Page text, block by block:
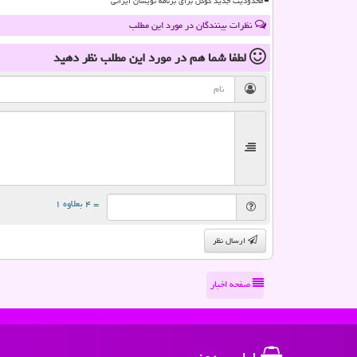
نظرات بینندگان در مورد این مطلب
لطفا شما همدر مورد این مطلبنظر دهید
= ۴ بعلاوه ۱
ارسال نظر
صفحه اخبار